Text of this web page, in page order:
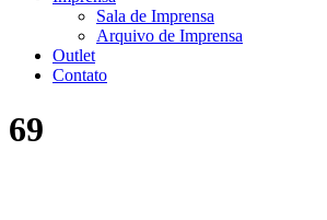
Sala de Imprensa
Arquivo de Imprensa
Outlet
Contato
69